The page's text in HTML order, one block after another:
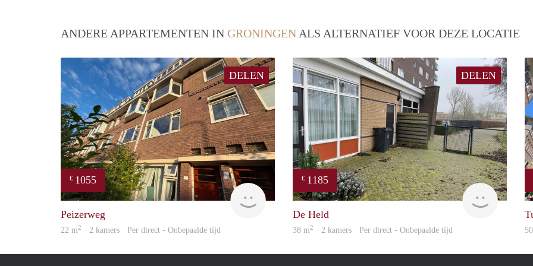
ANDERE APPARTEMENTEN IN GRONINGEN ALS ALTERNATIEF VOOR DEZE LOCATIE
DELEN
€ 1055
GrunoVerhuur
Peizerweg
22 m2 · 2 kamers · Per direct - Onbepaalde tijd
DELEN
€ 1185
De Held
38 m2 · 2 kamers · Per direct - Onbepaalde tijd